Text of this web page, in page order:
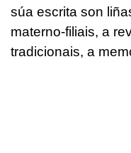
súa escrita son
materno-filiais, a
tradicionais, a